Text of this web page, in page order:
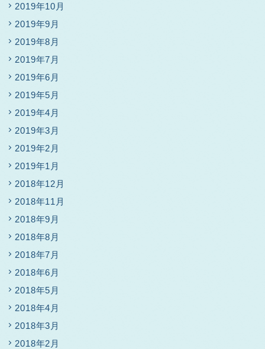
2019年10月
2019年9月
2019年8月
2019年7月
2019年6月
2019年5月
2019年4月
2019年3月
2019年2月
2019年1月
2018年12月
2018年11月
2018年9月
2018年8月
2018年7月
2018年6月
2018年5月
2018年4月
2018年3月
2018年2月